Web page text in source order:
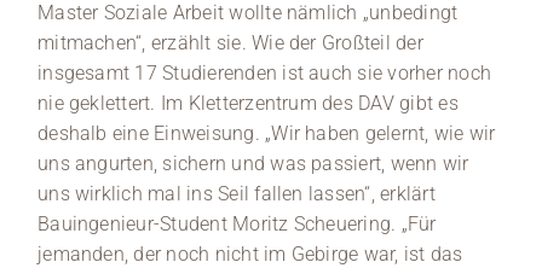
Master Soziale Arbeit wollte nämlich „unbedingt
mitmachen“, erzählt sie. Wie der Großteil der
insgesamt 17 Studierenden ist auch sie vorher noch
nie geklettert. Im Kletterzentrum des DAV gibt es
deshalb eine Einweisung. „Wir haben gelernt, wie wir
uns angurten, sichern und was passiert, wenn wir
uns wirklich mal ins Seil fallen lassen“, erklärt
Bauingenieur-Student Moritz Scheuering. „Für
jemanden, der noch nicht im Gebirge war, ist das